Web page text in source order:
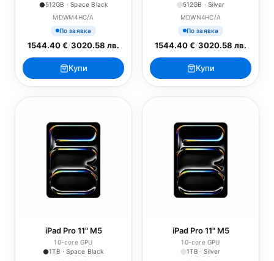
512GB · Space Black
MDWM4HC/A
По заявка
1544.40 €/3020.58 лв.
Купи
512GB · Silver
MDWN4HC/A
По заявка
1544.40 €/3020.58 лв.
Купи
iPad Pro 11" M5
10-core GPU
1TB · Space Black
iPad Pro 11" M5
10-core GPU
1TB · Silver